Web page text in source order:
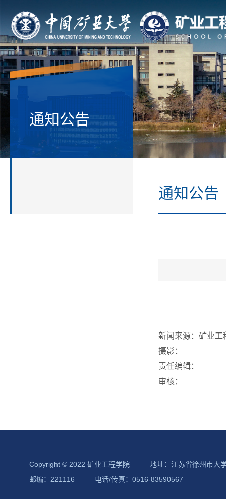
通知公告
通知公告
新闻来源：矿业工
摄影：
责任编辑：
审核：
Copyright © 2022 矿业工程学院
地址：江苏省徐州市大
邮编：221116
电话/传真：0516-83590567